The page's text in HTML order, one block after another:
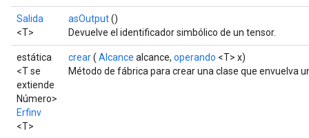
Salida
<T>
asOutput()
Devuelve el identificador simbólico de un tensor.
estática
<T se
extiende
Número>
Erfinv
<T>
crear( Alcance alcance, operando <T> x)
Método de fábrica para crear una clase que envuelva